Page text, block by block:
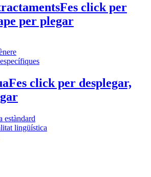
Fes click per
per plegar
Fes click per desplegar,
estàndard
lingüística